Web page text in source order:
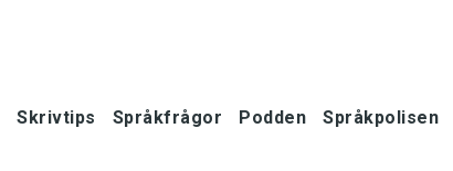
Skrivtips Språkfrågor Podden Språkpolisen